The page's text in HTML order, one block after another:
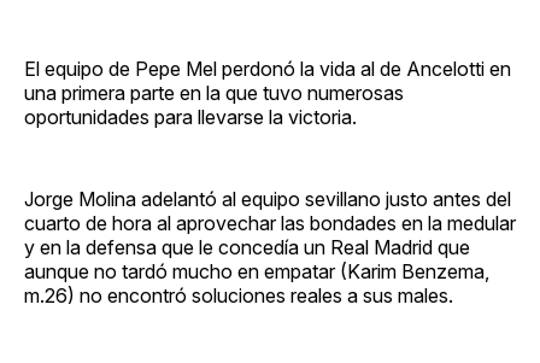
El equipo de Pepe Mel perdonó la vida al de Ancelotti en
una primera parte en la que tuvo numerosas
oportunidades para llevarse la victoria.
Jorge Molina adelantó al equipo sevillano justo antes del
cuarto de hora al aprovechar las bondades en la medular
y en la defensa que le concedía un Real Madrid que
aunque no tardó mucho en empatar (Karim Benzema,
m.26) no encontró soluciones reales a sus males.